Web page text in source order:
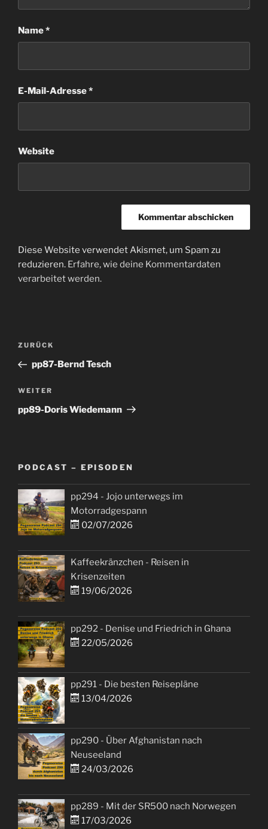
Name*
E-Mail-Adresse*
Website
Diese Website verwendet Akismet, um Spam zu
reduzieren. Erfahre, wie deine Kommentardaten
verarbeitet werden.
Beitragsnavigation
Vorheriger
Beitrag
ZURÜCK
pp87-Bernd Tesch
Nächster
Beitrag
WEITER
pp89-Doris Wiedemann
PODCAST – EPISODEN
pp294 - Jojo unterwegs im
Motorradgespann
02/07/2026
Kaffeekränzchen - Reisen in
Krisenzeiten
19/06/2026
pp292 - Denise und Friedrich in Ghana
22/05/2026
pp291 - Die besten Reisepläne
13/04/2026
pp290 - Über Afghanistan nach
Neuseeland
24/03/2026
pp289 - Mit der SR500 nach Norwegen
17/03/2026